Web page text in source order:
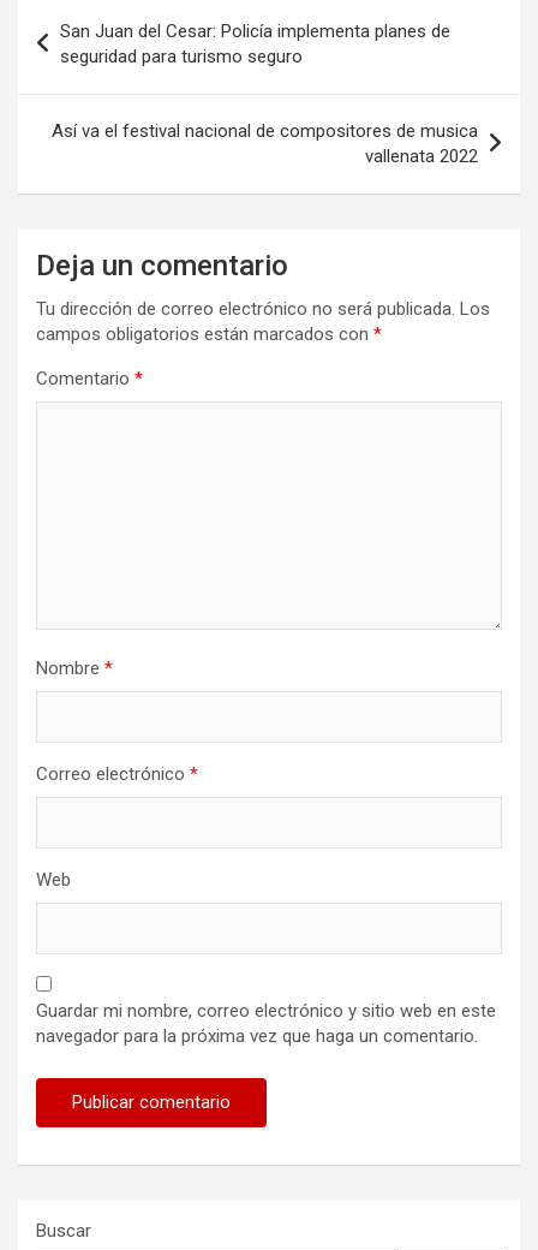
de
entradas
San Juan del Cesar: Policía implementa planes de
seguridad para turismo seguro
Así va el festival nacional de compositores de musica
vallenata 2022
Deja un comentario
Tu dirección de correo electrónico no será publicada. Los
campos obligatorios están marcados con *
Comentario *
Nombre *
Correo electrónico *
Web
Guardar mi nombre, correo electrónico y sitio web en este
navegador para la próxima vez que haga un comentario.
Buscar